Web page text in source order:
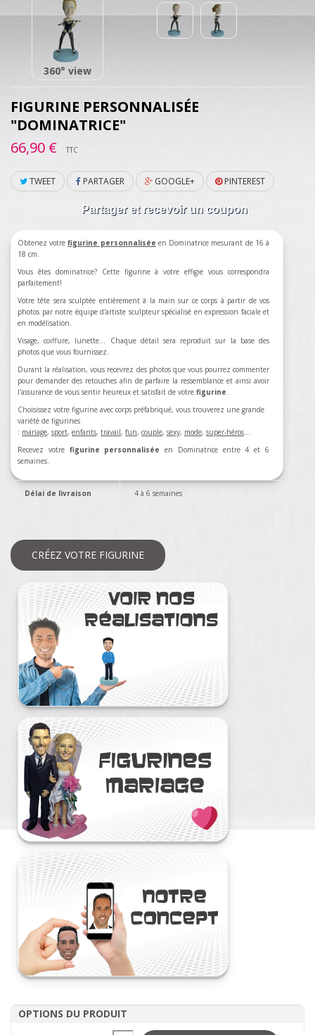
360° view
FIGURINE PERSONNALISÉE
"DOMINATRICE"
66,90 €
TTC
TWEET PARTAGER GOOGLE+ PINTEREST
Partager et recevoir un coupon
Obtenez votrefigurine personnalisée en Dominatrice mesurant de 16 à
18 cm.
Vous êtes dominatrice? Cette figurine à votre effigie vous correspondra
parfaitement!
Votre tête sera sculptée entièrement à la main sur ce corps à partir de vos
photos par notre équipe d'artiste sculpteur spécialisé en expression faciale et
en modélisation.
Visage, coiffure, lunette... Chaque détail sera reproduit sur la base des
photos que vous fournissez.
Durant la réalisation, vous recevrez des photos que vous pourrez commenter
pour demander des retouches afin de parfaire la ressemblance et ainsi avoir
l'assurance de vous sentir heureux et satisfait de votre figurine.
Choisissez votre figurine avec corps préfabriqué, vous trouverez une grande
variété de figurines
: mariage, sport, enfants, travail, fun, couple, sexy, mode, super-héros…
Recevez votre figurine personnalisée en Dominatrice entre 4 et 6
semaines.
Délai de livraison 4 à 6 semaines
CRÉEZ VOTRE FIGURINE
OPTIONS DU PRODUIT